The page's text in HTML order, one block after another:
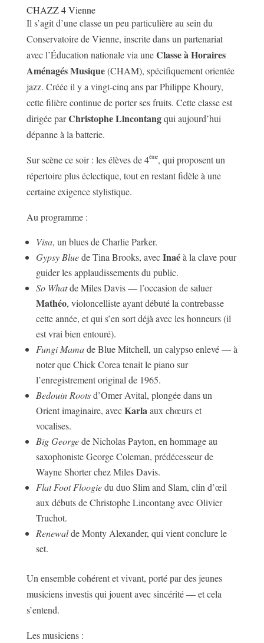
CHAZZ 4 Vienne
Il s’agit d’une classe un peu particulière au sein du
Conservatoire de Vienne, inscrite dans un partenariat
avec l’Éducation nationale via uneClasse à Horaires
Aménagés Musique(CHAM), spécifiquement orientée
jazz. Créée il y a vingt-cinq ans par Philippe Khoury,
cette filière continue de porter ses fruits. Cette classe est
dirigée parChristophe Lincontangqui aujourd’hui
dépanne à la batterie.
Sur scène ce soir : les élèves de 4ème, qui proposent un
répertoire plus éclectique, tout en restant fidèle à une
certaine exigence stylistique.
Au programme :
Visa, un blues de Charlie Parker.
Gypsy Bluede Tina Brooks, avecInaéà la clave pour
guider les applaudissements du public.
So Whatde Miles Davis — l’occasion de saluer
Mathéo, violoncelliste ayant débuté la contrebasse
cette année, et qui s’en sort déjà avec les honneurs (il
est vrai bien entouré).
Fungi Mamade Blue Mitchell, un calypso enlevé — à
noter que Chick Corea tenait le piano sur
l’enregistrement original de 1965.
Bedouin Rootsd’Omer Avital, plongée dans un
Orient imaginaire, avecKarla aux chœurs et
vocalises.
Big Georgede Nicholas Payton, en hommage au
saxophoniste George Coleman, prédécesseur de
Wayne Shorter chez Miles Davis.
Flat Foot Floogiedu duo Slim and Slam, clin d’œil
aux débuts de Christophe Lincontang avec Olivier
Truchot.
Renewalde Monty Alexander, qui vient conclure le
set.
Un ensemble cohérent et vivant, porté par des jeunes
musiciens investis qui jouent avec sincérité — et cela
s’entend.
Les musiciens :